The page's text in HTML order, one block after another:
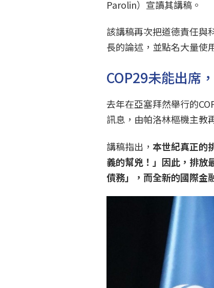
Parolin）宣讀其講稿。
該講稿再次把道德責任與
長的論述，並點名大量使
COP29未能出席
去年在亞塞拜然舉行的
訊息，由帕洛林樞機主教
講稿指出，本世紀真正的
義的幫兇！」因此，排放
債務」，而全新的國際金